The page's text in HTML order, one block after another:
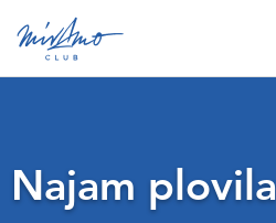
Najam plovila